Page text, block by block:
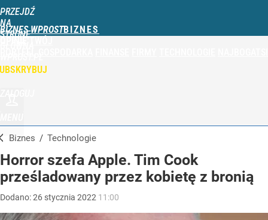
PRZEJDŹ
NA
STRONĘ
BIZNES WPROST
Biznes / Technologie
Horror szefa Apple. Tim Cook
prześladowany przez kobietę z bronią
Dodano:26 stycznia 2022 11:00